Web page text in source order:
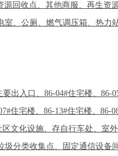
回收点、其他商服、再生资
、公厕、燃气调压箱、热力
出入口、86-04#住宅楼、86-
住宅楼、86-13#住宅楼、86-
文化设施、存自行车处、室
分类收集点、固定通信设备